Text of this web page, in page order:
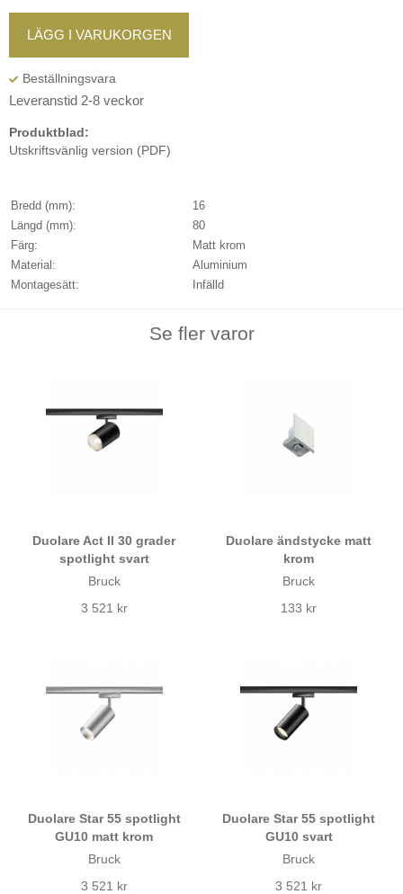
LÄGG I VARUKORGEN
Leveranstid 2-8 veckor
Produktblad:
Utskriftsvänlig version (PDF)
Bredd (mm):
16
Längd (mm):
80
Färg:
Matt krom
Material:
Aluminium
Montagesätt:
Infälld
Se fler varor
Duolare Act II 30 grader
spotlight svart
Bruck
3 521 kr
Duolare ändstycke matt
krom
Bruck
133 kr
Duolare Star 55 spotlight
GU10 matt krom
Bruck
3 521 kr
Duolare Star 55 spotlight
GU10 svart
Bruck
3 521 kr